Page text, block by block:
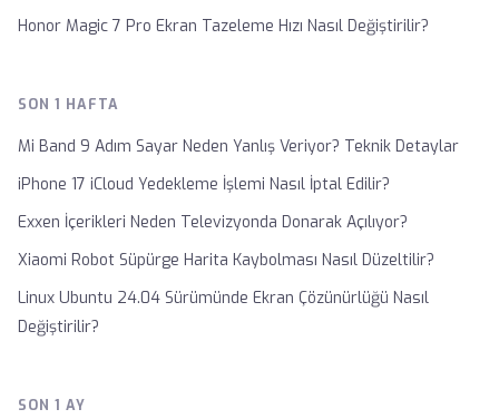
Honor Magic 7 Pro Ekran Tazeleme Hızı Nasıl Değiştirilir?
SON 1 HAFTA
Mi Band 9 Adım Sayar Neden Yanlış Veriyor? Teknik Detaylar
iPhone 17 iCloud Yedekleme İşlemi Nasıl İptal Edilir?
Exxen İçerikleri Neden Televizyonda Donarak Açılıyor?
Xiaomi Robot Süpürge Harita Kaybolması Nasıl Düzeltilir?
Linux Ubuntu 24.04 Sürümünde Ekran Çözünürlüğü Nasıl
Değiştirilir?
SON 1 AY